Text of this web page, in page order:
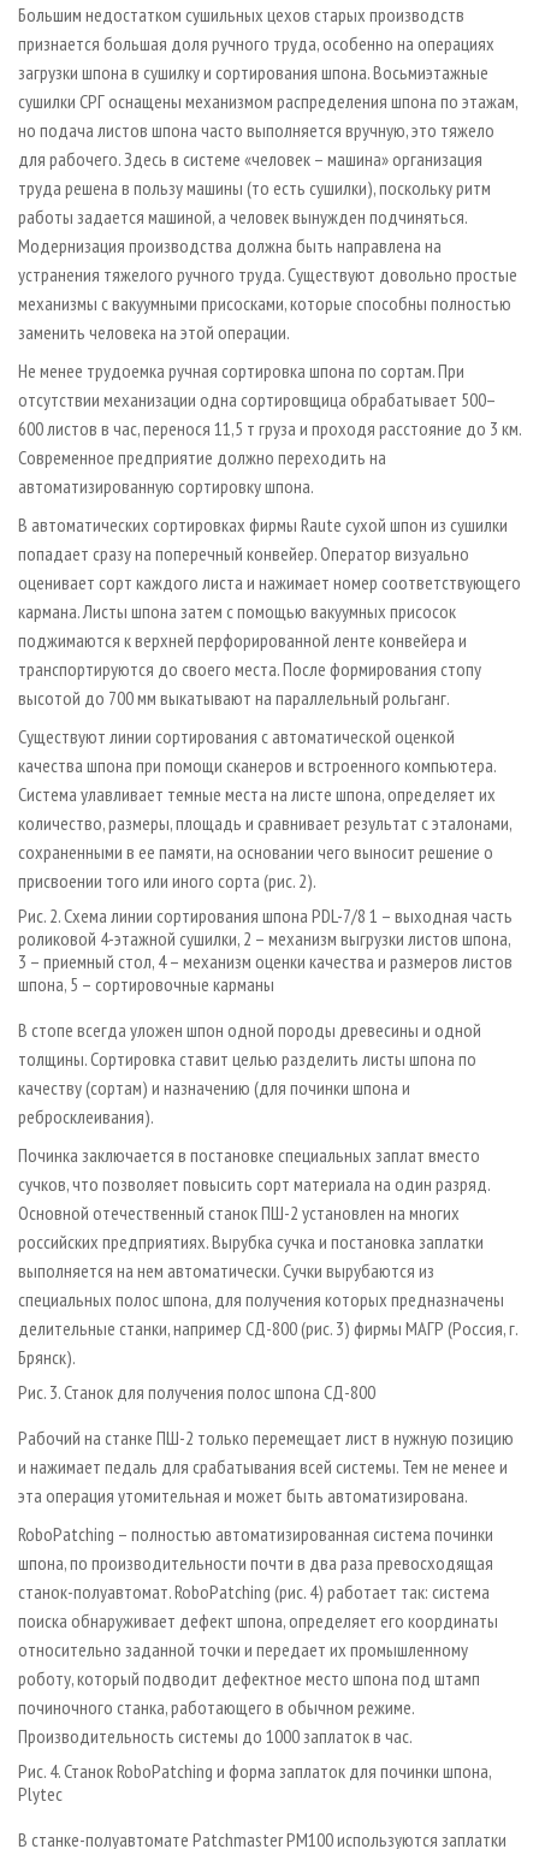
Большим недостатком сушильных цехов старых производств
признается большая доля ручного труда, особенно на операциях
загрузки шпона в сушилку и сортирования шпона. Восьмиэтажные
сушилки СРГ оснащены механизмом распределения шпона по этажам,
но подача листов шпона часто выполняется вручную, это тяжело
для рабочего. Здесь в системе «человек – машина» организация
труда решена в пользу машины (то есть сушилки), поскольку ритм
работы задается машиной, а человек вынужден подчиняться.
Модернизация производства должна быть направлена на
устранения тяжелого ручного труда. Существуют довольно простые
механизмы с вакуумными присосками, которые способны полностью
заменить человека на этой операции.
Не менее трудоемка ручная сортировка шпона по сортам. При
отсутствии механизации одна сортировщица обрабатывает 500–
600 листов в час, перенося 11,5 т груза и проходя расстояние до 3 км.
Современное предприятие должно переходить на
автоматизированную сортировку шпона.
В автоматических сортировках фирмы Raute сухой шпон из сушилки
попадает сразу на поперечный конвейер. Оператор визуально
оценивает сорт каждого листа и нажимает номер соответствующего
кармана. Листы шпона затем с помощью вакуумных присосок
поджимаются к верхней перфорированной ленте конвейера и
транспортируются до своего места. После формирования стопу
высотой до 700 мм выкатывают на параллельный рольганг.
Существуют линии сортирования с автоматической оценкой
качества шпона при помощи сканеров и встроенного компьютера.
Система улавливает темные места на листе шпона, определяет их
количество, размеры, площадь и сравнивает результат с эталонами,
сохраненными в ее памяти, на основании чего выносит решение о
присвоении того или иного сорта (рис. 2).
Рис. 2. Схема линии сортирования шпона PDL-7/8 1 – выходная часть
роликовой 4-этажной сушилки, 2 – механизм выгрузки листов шпона,
3 – приемный стол, 4 – механизм оценки качества и размеров листов
шпона, 5 – сортировочные карманы
В стопе всегда уложен шпон одной породы древесины и одной
толщины. Сортировка ставит целью разделить листы шпона по
качеству (сортам) и назначению (для починки шпона и
ребросклеивания).
Починка заключается в постановке специальных заплат вместо
сучков, что позволяет повысить сорт материала на один разряд.
Основной отечественный станок ПШ-2 установлен на многих
российских предприятиях. Вырубка сучка и постановка заплатки
выполняется на нем автоматически. Сучки вырубаются из
специальных полос шпона, для получения которых предназначены
делительные станки, например СД-800 (рис. 3) фирмы МАГР (Россия, г.
Брянск).
Рис. 3. Станок для получения полос шпона СД-800
Рабочий на станке ПШ-2 только перемещает лист в нужную позицию
и нажимает педаль для срабатывания всей системы. Тем не менее и
эта операция утомительная и может быть автоматизирована.
RoboPatching – полностью автоматизированная система починки
шпона, по производительности почти в два раза превосходящая
станок-полуавтомат. RoboPatching (рис. 4) работает так: система
поиска обнаруживает дефект шпона, определяет его координаты
относительно заданной точки и передает их промышленному
роботу, который подводит дефектное место шпона под штамп
починочного станка, работающего в обычном режиме.
Производительность системы до 1000 заплаток в час.
Рис. 4. Станок RoboPatching и форма заплаток для починки шпона,
Plytec
В станке-полуавтомате Patchmaster PM100 используются заплатки